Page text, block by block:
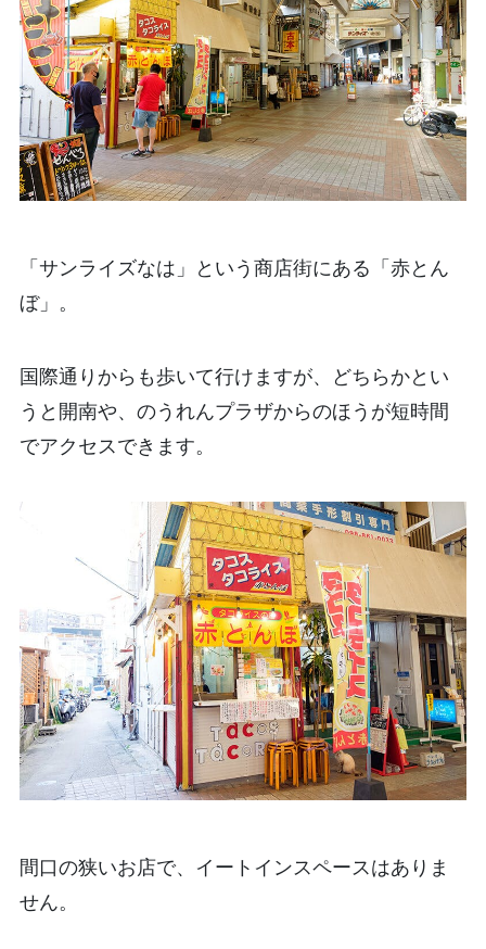
「サンライズなは」という商店街にある「赤とん
ぼ」。
国際通りからも歩いて行けますが、どちらかとい
うと開南や、のうれんプラザからのほうが短時間
でアクセスできます。
間口の狭いお店で、イートインスペースはありま
せん。